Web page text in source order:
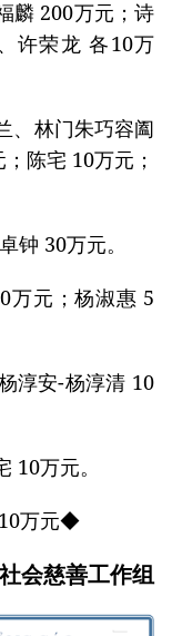
麟 200万元；诗
许荣龙 各10万
、林门朱巧容阖
陈宅 10万元；
钟 30万元。
万元；杨淑惠 5
淳安-杨淳清 10
10万元。
万元◆
社会慈善工作组